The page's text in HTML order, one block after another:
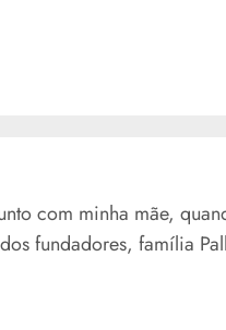
com minha mãe,
fundadores, família